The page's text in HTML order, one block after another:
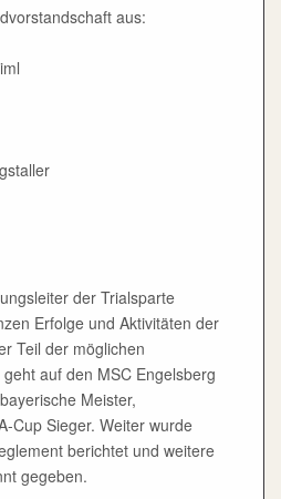
aus:
der Trialsparte
Erfolge und Aktivitäten der
Teil der möglichen
auf den MSC Engelsberg
Meister,
Cup Sieger. Weiter wurde
berichtet und weitere
gegeben.